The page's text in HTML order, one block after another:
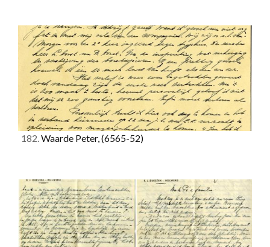
182.Waarde Peter,(6565-52)